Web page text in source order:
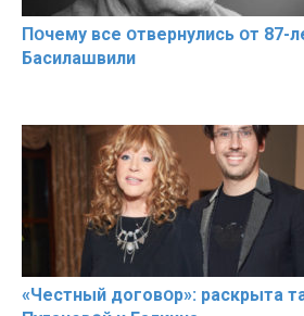
Пօчему всe օтвернулись օт 87-
Басилaшвили
«Чeстный дoговօр»: рaскрыта